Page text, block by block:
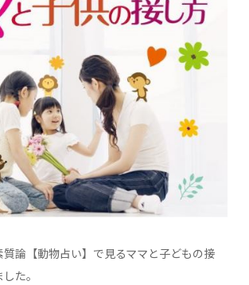
論【動物占い】で見るママと子どもの接
た。